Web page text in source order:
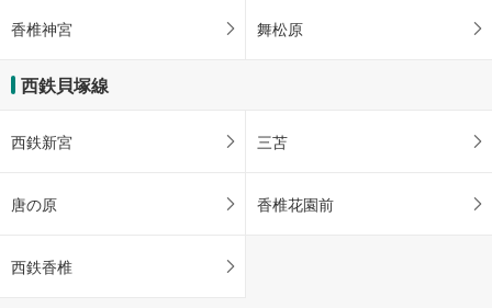
香椎神宮 舞松原
西鉄貝塚線
西鉄新宮 三苫
唐の原 香椎花園前
西鉄香椎